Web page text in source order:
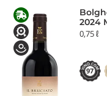
2024
0,75 ℓ
97